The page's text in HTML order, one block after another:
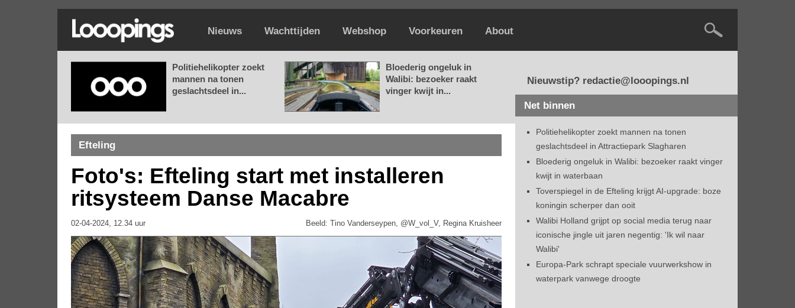
Nieuws Wachttijden Webshop Voorkeuren About
Politiehelikopter zoekt
mannen na tonen
geslachtsdeel in...
Bloederig ongeluk in
Walibi: bezoeker raakt
vinger kwijt in...
Efteling
Foto's: Efteling start met installeren
ritsysteem Danse Macabre
02-04-2024, 12.34 uur Beeld: Tino Vanderseypen, @W_vol_V, Regina Kruisheer
Nieuwstip? redactie@looopings.nl
Net binnen
Politiehelikopter zoekt mannen na tonen
geslachtsdeel in Attractiepark Slagharen
Bloederig ongeluk in Walibi: bezoeker raakt vinger
kwijt in waterbaan
Toverspiegel in de Efteling krijgt AI-upgrade: boze
koningin scherper dan ooit
Walibi Holland grijpt op social media terug naar
iconische jingle uit jaren negentig: 'Ik wil naar
Walibi'
Europa-Park schrapt speciale vuurwerkshow in
waterpark vanwege droogte